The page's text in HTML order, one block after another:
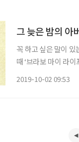
그 늦은 밤의 아
꼭 하고 싶은 말이 있
때 ‘브라보 마이 라
2019-10-02 09:53